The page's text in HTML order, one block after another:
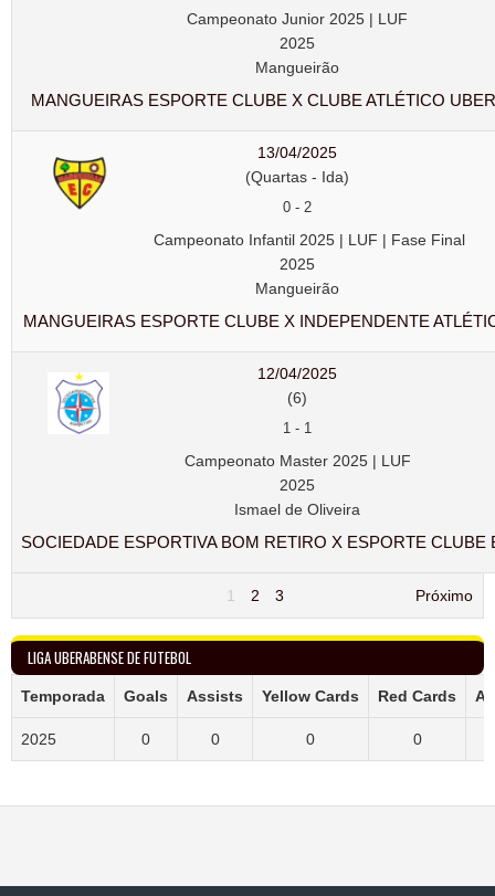
Campeonato Junior 2025 | LUF
2025
Mangueirão
MANGUEIRAS ESPORTE CLUBE X CLUBE ATLÉTICO
13/04/2025
(Quartas - Ida)
0 - 2
Campeonato Infantil 2025 | LUF | Fase Final
2025
Mangueirão
MANGUEIRAS ESPORTE CLUBE X INDEPENDENTE
12/04/2025
(6)
1 - 1
Campeonato Master 2025 | LUF
2025
Ismael de Oliveira
SOCIEDADE ESPORTIVA BOM RETIRO X ESPORTE CLUBE
1 2 3 Próximo
LIGA UBERABENSE DE FUTEBOL
Temporada Goals Assists Yellow Cards Red Cards
2025 0 0 0 0